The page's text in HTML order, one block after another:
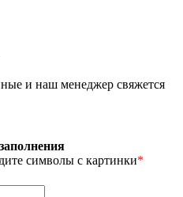
и наш менеджер свяжется
символы с картинки*